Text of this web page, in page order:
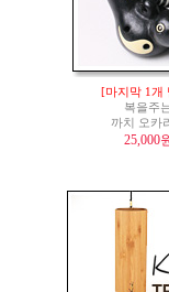
[마지막 1개
복을주
까치 오카
25,000